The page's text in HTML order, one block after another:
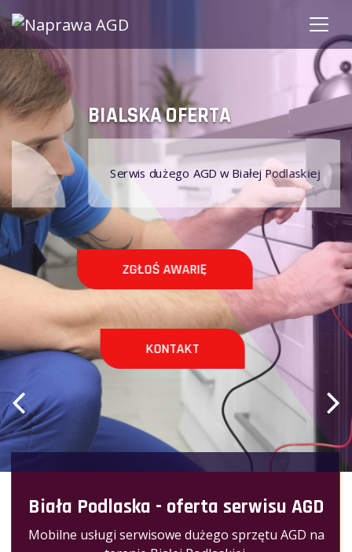
BIALSKA OFERTA
Serwis dużego AGD w Białej Podlaskiej
ZGŁOŚ AWARIĘ
KONTAKT
Biała Podlaska - oferta serwisu AGD
Mobilne usługi serwisowe dużego sprzętu AGD na